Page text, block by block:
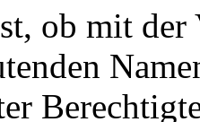
ob mit